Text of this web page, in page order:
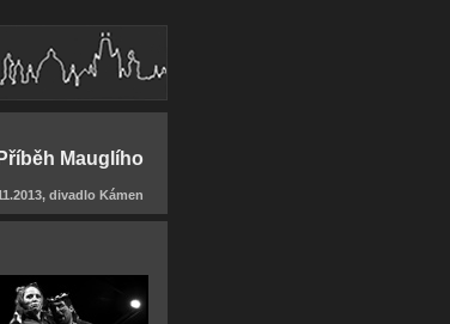
Mauglího
divadlo Kámen